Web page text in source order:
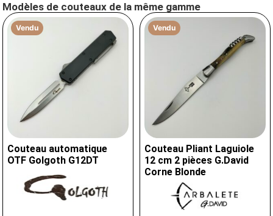
Modèles de couteaux de la même gamme
Vendu
Couteau automatique
OTF Golgoth G12DT
Vendu
Couteau Pliant Laguiole
12 cm 2 pièces G.David
Corne Blonde